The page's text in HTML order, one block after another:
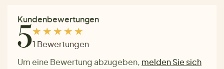
Kundenbewertungen
51 Bewertungen
Um eine Bewertung abzugeben, melden Sie sich